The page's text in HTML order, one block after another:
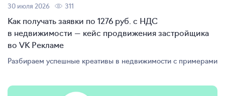
30 июля 2026
311
Как получать заявки по 1276 руб. с НДС
в недвижимости — кейс продвижения застройщика
во VK Рекламе
Разбираем успешные креативы в недвижимости с примерами